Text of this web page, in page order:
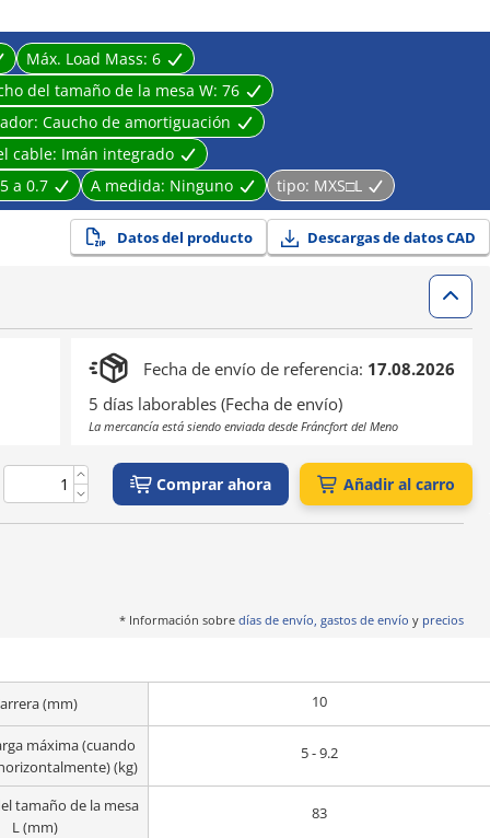
Máx. Load Mass: 6
del tamaño de la mesa W: 76
Caucho de amortiguación
cable: Imán integrado
a 0.7 A medida: Ninguno tipo: MXS□L
Datos del producto Descargas de datos CAD
Fecha de envío de referencia: 17.08.2026
5 días laborables (Fecha de envío)
La mercancía está siendo enviada desde Fráncfort del Meno
Comprar ahora Añadir al carro
* Información sobre días de envío, gastos de envío y precios
(mm) 10
máxima (cuando
(kg)
5 - 9.2
tamaño de la mesa
L (mm)
83